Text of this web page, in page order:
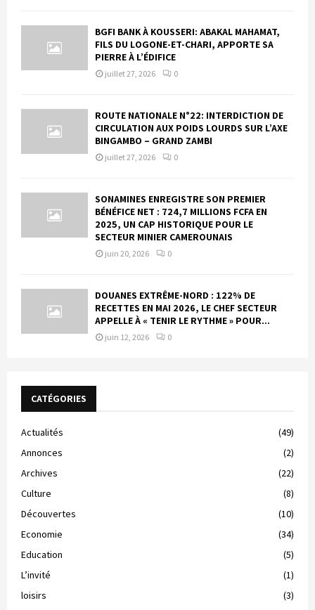
BGFI BANK À KOUSSERI: ABAKAL MAHAMAT,
FILS DU LOGONE-ET-CHARI, APPORTE SA
PIERRE À L’ÉDIFICE
juillet 27, 2026 0
ROUTE NATIONALE N°22: INTERDICTION DE
CIRCULATION AUX POIDS LOURDS SUR L’AXE
BINGAMBO – GRAND ZAMBI
juillet 27, 2026 0
SONAMINES ENREGISTRE SON PREMIER
BÉNÉFICE NET : 724,7 MILLIONS FCFA EN
2025, UN CAP HISTORIQUE POUR LE
SECTEUR MINIER CAMEROUNAIS
juin 20, 2026 0
DOUANES EXTRÊME-NORD : 122% DE
RECETTES EN MAI 2026, LE CHEF SECTEUR
APPELLE À « TENIR LE RYTHME » POUR...
juin 12, 2026 0
CATÉGORIES
Actualités
(49)
Annonces
(2)
Archives
(22)
Culture
(8)
Découvertes
(10)
Economie
(34)
Education
(5)
L’invité
(1)
loisirs
(3)